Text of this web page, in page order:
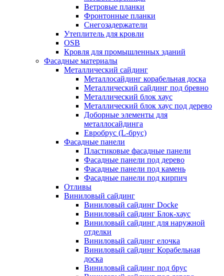
Ветровые планки
Фронтонные планки
Снегозадержатели
Утеплитель для кровли
OSB
Кровля для промышленных зданий
Фасадные материалы
Металлический сайдинг
Металлосайдинг корабельная доска
Металлический сайдинг под бревно
Металлический блок хаус
Металлический блок хаус под дерево
Доборные элементы для
металлосайдинга
Евробрус (L-брус)
Фасадные панели
Пластиковые фасадные панели
Фасадные панели под дерево
Фасадные панели под камень
Фасадные панели под кирпич
Отливы
Виниловый сайдинг
Виниловый сайдинг Docke
Виниловый сайдинг Блок-хаус
Виниловый сайдинг для наружной
отделки
Виниловый сайдинг елочка
Виниловый сайдинг Корабельная
доска
Виниловый сайдинг под брус